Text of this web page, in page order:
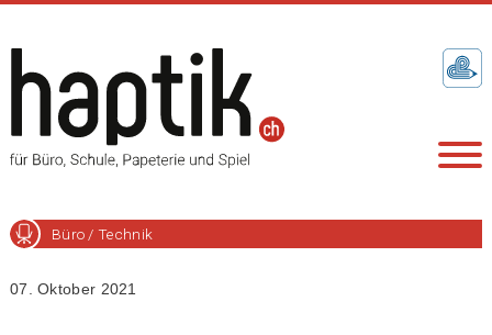
Büro / Technik
07. Oktober 2021